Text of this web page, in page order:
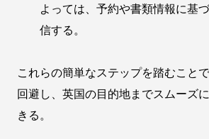
よっては、予約や書類情報に基
信する。
これらの簡単なステップを踏むこと
回避し、英国の目的地までスムーズ
きる。